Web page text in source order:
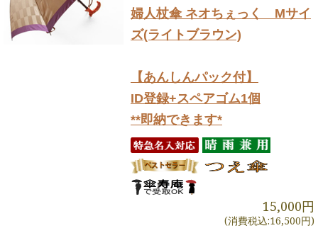
婦人杖傘 ネオちぇっく Mサイ
ズ(ライトブラウン)
【あんしんパック付】
ID登録+スペアゴム1個
**即納できます*
15,000円
(消費税込:16,500円)